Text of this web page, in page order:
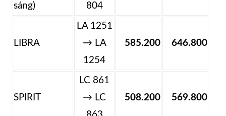
sáng)
804
LIBRA
LA 1251
→ LA
1254
585.200 646.800
SPIRIT
LC 861
→ LC
508.200 569.800